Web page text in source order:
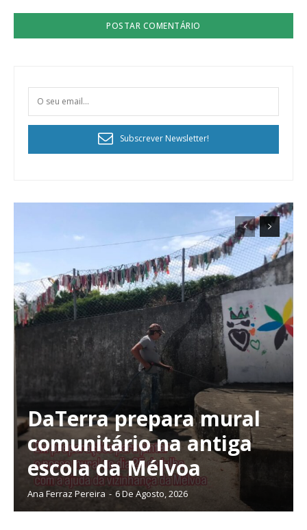
Planos de Assinatura
Faça-se assinante do Região de Cister e ajude-nos a manter este serviço
público!
Sendo assinante terá acesso a todos os conteúdos exclusivos e versões
digitais.
Escolha o plano de assinatura desejado:
ASSINATURA
IMPRESSA
32€
Subscrever Newsletter!
DaTerra prepara mural
comunitário na antiga
escola da Mélvoa
Ana Ferraz Pereira - 6 De Agosto, 2026